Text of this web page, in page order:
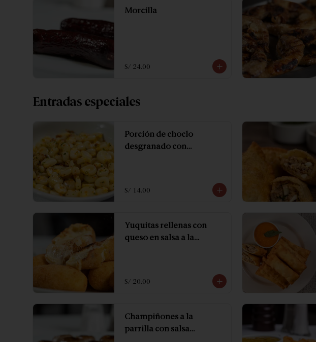
Morcilla
S/ 24.00
Entradas especiales
Porción de choclo
desgranado con
S/ 14.00
Yuquitas rellenas con
queso en salsa a la
S/ 20.00
Champiñones a la
parrilla con salsa